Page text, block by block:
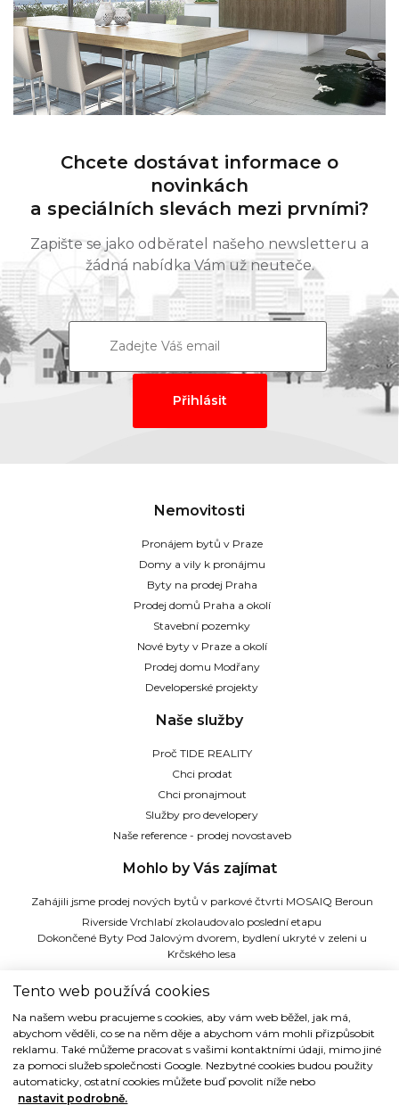
Chcete dostávat informace o
novinkách
a speciálních slevách mezi prvními?
Zapište se jako odběratel našeho newsletteru a
žádná nabídka Vám už neuteče.
Nemovitosti
Pronájem bytů v Praze
Domy a vily k pronájmu
Byty na prodej Praha
Prodej domů Praha a okolí
Stavební pozemky
Nové byty v Praze a okolí
Prodej domu Modřany
Developerské projekty
Naše služby
Proč TIDE REALITY
Chci prodat
Chci pronajmout
Služby pro developery
Naše reference - prodej novostaveb
Mohlo by Vás zajímat
Zahájili jsme prodej nových bytů v parkové čtvrti MOSAIQ Beroun
Riverside Vrchlabí zkolaudovalo poslední etapu
Dokončené Byty Pod Jalovým dvorem, bydlení ukryté v zeleni u
Krčského lesa
Dřevná 2, 128 00 Praha 2
Tel: (+420) 224 914 914
e-mail:info@tide.cz
Tento web používá cookies
Na našem webu pracujeme s cookies, aby vám web běžel, jak má,
abychom věděli, co se na něm děje a abychom vám mohli přizpůsobit
reklamu. Také můžeme pracovat s vašimi kontaktními údaji, mimo jiné
za pomoci služeb společnosti Google. Nezbytné cookies budou použity
automaticky, ostatní cookies můžete buď povolit níže nebo
nastavit podrobně.